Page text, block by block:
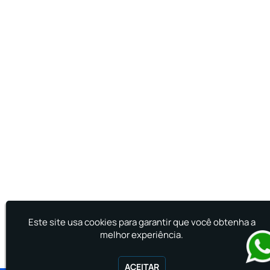
Este site usa cookies para garantir que você obtenha a
melhor experiência.
ACEITAR